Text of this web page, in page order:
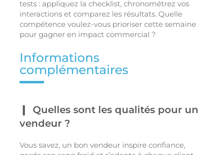
tests : appliquez la checklist, chronométrez vos
interactions et comparez les résultats. Quelle
compétence voulez-vous prioriser cette semaine
pour gagner en impact commercial ?
Informations
complémentaires
Quelles sont les qualités pour un
vendeur ?
Vous savez, un bon vendeur inspire confiance,